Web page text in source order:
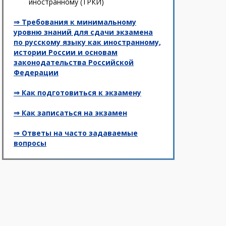
⇒ Требования к минимальному
уровню знаний для сдачи экзамена
по русскому языку как иностранному,
истории России и основам
законодательства Российской
Федерации
⇒ Как подготовиться к экзамену
⇒ Как записаться на экзамен
⇒ Ответы на часто задаваемые
вопросы